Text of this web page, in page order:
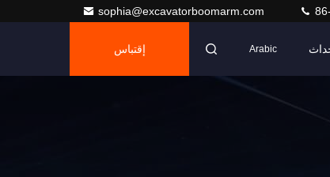
sophia@excavatorboomarm.com
Arabic إقتباس